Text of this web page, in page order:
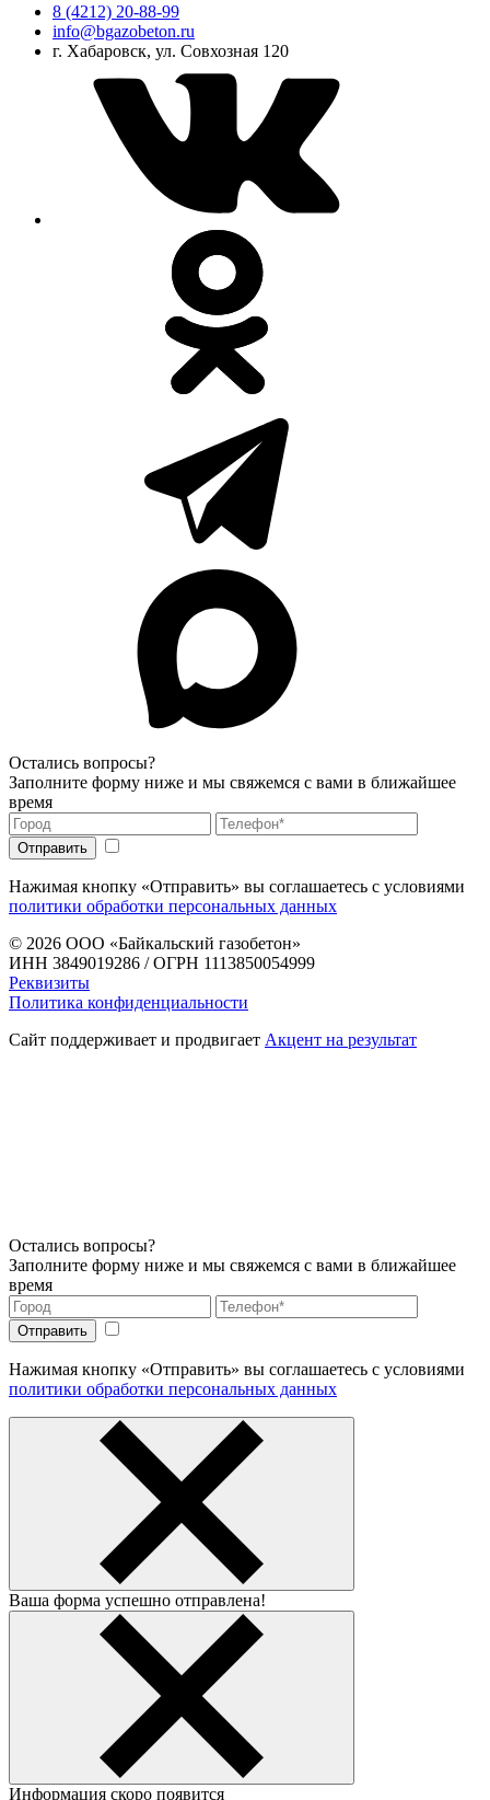
8 (4212) 20-88-99
info@bgazobeton.ru
г. Хабаровск, ул. Совхозная 120
Остались вопросы?
Заполните форму ниже и мы свяжемся с вами в ближайшее
время
Нажимая кнопку «Отправить» вы соглашаетесь с условиями
политики обработки персональных данных
© 2026 ООО «Байкальский газобетон»
ИНН 3849019286 / ОГРН 1113850054999
Реквизиты
Политика конфиденциальности
Сайт поддерживает и продвигает Акцент на результат
Остались вопросы?
Заполните форму ниже и мы свяжемся с вами в ближайшее
время
Нажимая кнопку «Отправить» вы соглашаетесь с условиями
политики обработки персональных данных
Ваша форма успешно отправлена!
Информация скоро появится